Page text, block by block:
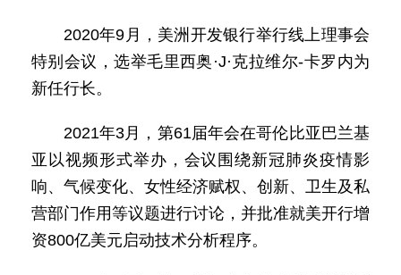
2020年9月，美洲开发银行举行线上理事会
特别会议，选举毛里西奥·J·克拉维尔-卡罗内为
新任行长。
2021年3月，第61届年会在哥伦比亚巴兰基
亚以视频形式举办，会议围绕新冠肺炎疫情影
响、气候变化、女性经济赋权、创新、卫生及私
营部门作用等议题进行讨论，并批准就美开行增
资800亿美元启动技术分析程序。